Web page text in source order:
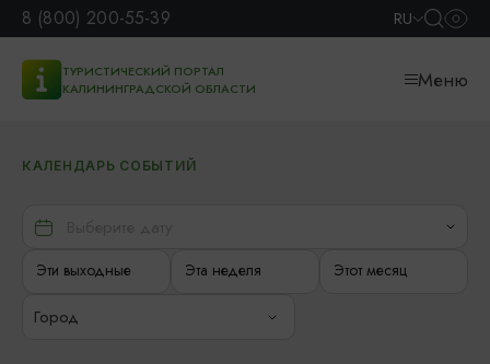
8 (800) 200-55-39 RU
ТУРИСТИЧЕСКИЙ ПОРТАЛ
КАЛИНИНГРАДСКОЙ ОБЛАСТИ
Меню
КАЛЕНДАРЬ СОБЫТИЙ
Эти выходные Эта неделя Этот месяц
Город